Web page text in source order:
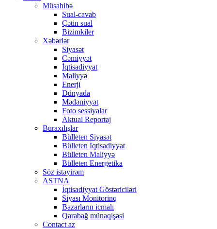
Müsahibə
Sual-cavab
Çətin sual
Bizimkiler
Xəbərlər
Siyasət
Cəmiyyət
İqtisadiyyat
Maliyyə
Enerji
Dünyada
Mədəniyyət
Foto sessiyalar
Aktual Reportaj
Buraxılışlar
Bülleten Siyasət
Bülleten İqtisadiyyat
Bülleten Maliyyə
Bülleten Energetika
Söz istəyirəm
ASTNA
İqtisadiyyat Göstəriciləri
Siyası Monitorinq
Bazarların icmalı
Qarabağ münaqişəsi
Contact az